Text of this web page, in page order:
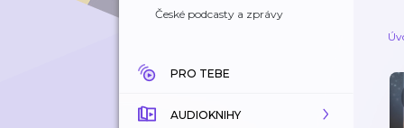
České podcasty a zprávy
PRO TEBE
AUDIOKNIHY